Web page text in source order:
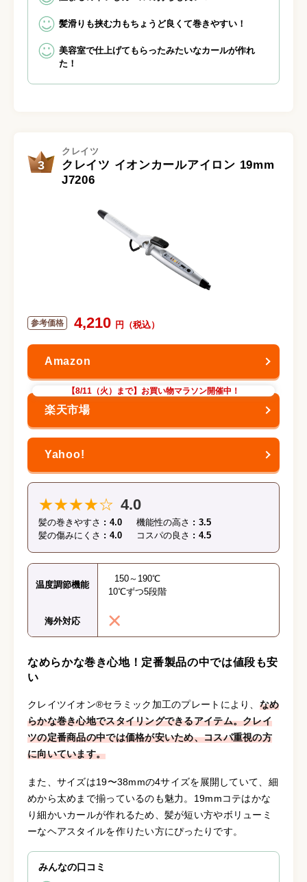
髪滑りも挟む力もちょうど良くて巻きやすい！
美容室で仕上げてもらったみたいなカールが作れ
た！
3
クレイツ
クレイツ イオンカールアイロン 19mm
J7206
4,210
【8/11（火）まで】お買い物マラソン開催中！
★★★★☆ 4.0
髪の巻きやすさ 4.0 機能性の高さ
3.5
髪の傷みにくさ
4.0 コスパの良さ 4.5
温度調節機能
150～190℃
10℃ずつ5段階
海外対応
なめらかな巻き心地！定番製品の中では値段も安
い
クレイツイオン®セラミック加工のプレートにより、 なめ
らかな巻き心地でスタイリングできるアイテム。クレイ
ツの定番商品の中では価格が安いため、コスパ重視の方
に向いています。
また、サイズは19〜38mmの4サイズを展開していて、細
めから太めまで揃っているのも魅力。19mmコテはかな
り細かいカールが作れるため、髪が短い方やボリューミ
ーなヘアスタイルを作りたい方にぴったりです。
みんなの口コミ